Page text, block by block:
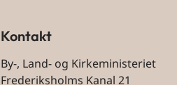
Kontakt
By-, Land- og Kirkeministeriet
Frederiksholms Kanal 21